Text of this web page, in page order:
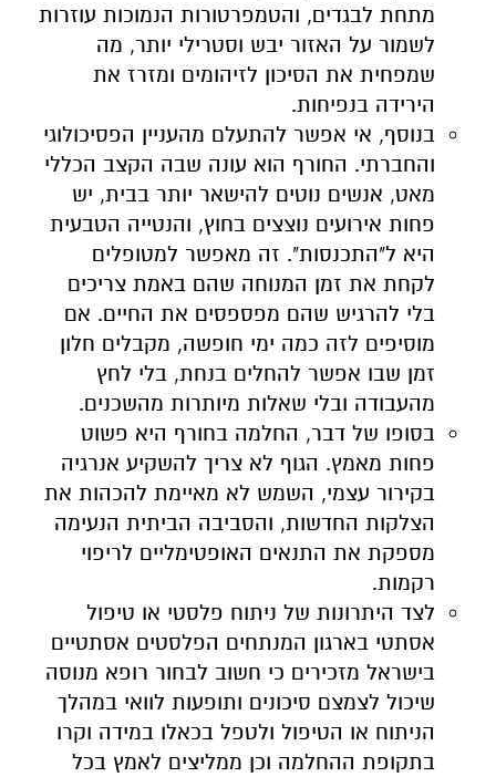
מתחת לבגדים, והטמפרטורות הנמוכות עוזרות
לשמור על האזור יבש וסטרילי יותר, מה
שמפחית את הסיכון לזיהומים ומזרז את
הירידה בנפיחות.
בנוסף, אי אפשר להתעלם מהעניין הפסיכולוגי
והחברתי. החורף הוא עונה שבה הקצב הכללי
מאט, אנשים נוטים להישאר יותר בבית, יש
פחות אירועים נוצצים בחוץ, והנטייה הטבעית
היא ל"התכנסות". זה מאפשר למטופלים
לקחת את זמן המנוחה שהם באמת צריכים
בלי להרגיש שהם מפספסים את החיים. אם
מוסיפים לזה כמה ימי חופשה, מקבלים חלון
זמן שבו אפשר להחלים בנחת, בלי לחץ
מהעבודה ובלי שאלות מיותרות מהשכנים.
בסופו של דבר, החלמה בחורף היא פשוט
פחות מאמץ. הגוף לא צריך להשקיע אנרגיה
בקירור עצמי, השמש לא מאיימת להכהות את
הצלקות החדשות, והסביבה הביתית הנעימה
מספקת את התנאים האופטימליים לריפוי
רקמות.
לצד היתרונות של ניתוח פלסטי או טיפול
אסתטי בארגון המנתחים הפלסטים אסתטיים
בישראל מזכירים כי חשוב לבחור רופא מנוסה
שיכול לצמצם סיכונים ותופעות לוואי במהלך
הניתוח או הטיפול ולטפל בכאלו במידה וקרו
בתקופת ההחלמה וכן ממליצים לאמץ בכל